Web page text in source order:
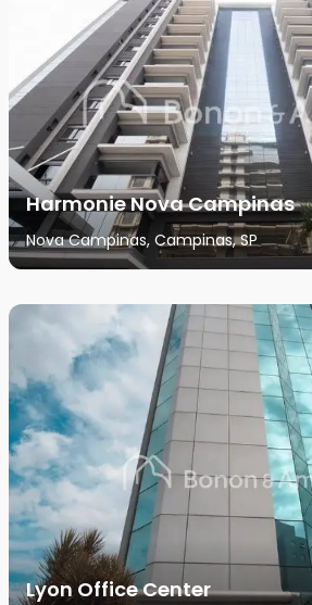
Harmonie Nova Campinas
Nova Campinas, Campinas, SP
Lyon Office Center